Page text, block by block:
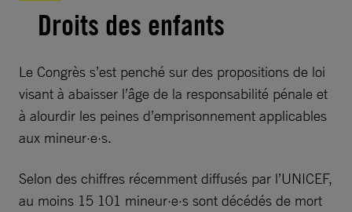
Droits des enfants
Le Congrès s’est penché sur des propositions de loi
visant à abaisser l’âge de la responsabilité pénale et
à alourdir les peines d’emprisonnement applicables
aux mineur·e·s.
Selon des chiffres récemment diffusés par l’UNICEF,
au moins 15 101 mineur·e·s sont décédés de mort